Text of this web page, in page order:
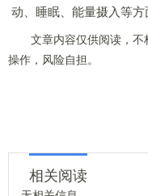
动、睡眠、能量摄入等方
文章内容仅供阅读，不
操作，风险自担。
相关阅读